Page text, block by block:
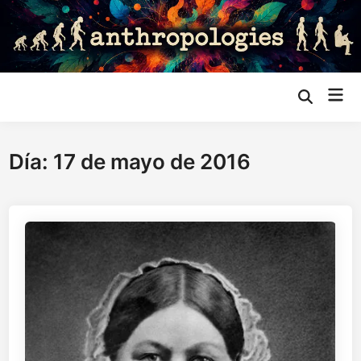
Saltar
contenido
Abrir
Día: 17 de mayo de 2016